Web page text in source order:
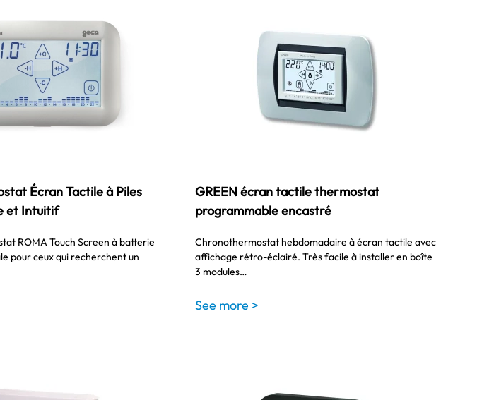
Écran Tactile à Piles
et Intuitif
ROMA Touch Screen à batterie
pour ceux qui recherchent un
GREEN écran tactile thermostat
programmable encastré
Chronothermostat hebdomadaire à écran tactile avec
affichage rétro-éclairé. Très facile à installer en boîte
3 modules…
See more >